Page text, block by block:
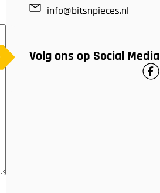
info@bitsnpieces.nl
Volg ons op Social Media